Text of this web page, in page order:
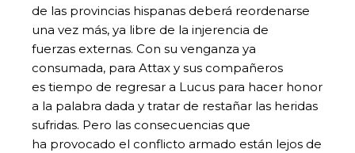
de las provincias hispanas deberá reordenarse
una vez más, ya libre de la injerencia de
fuerzas externas. Con su venganza ya
consumada, para Attax y sus compañeros
es tiempo de regresar a Lucus para hacer honor
a la palabra dada y tratar de restañar las heridas
sufridas. Pero las consecuencias que
ha provocado el conflicto armado están lejos de